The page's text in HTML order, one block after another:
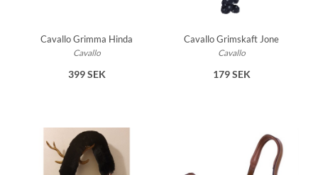
Cavallo Grimma Hinda
Cavallo
399 SEK
Cavallo Grimskaft Jone
Cavallo
179 SEK